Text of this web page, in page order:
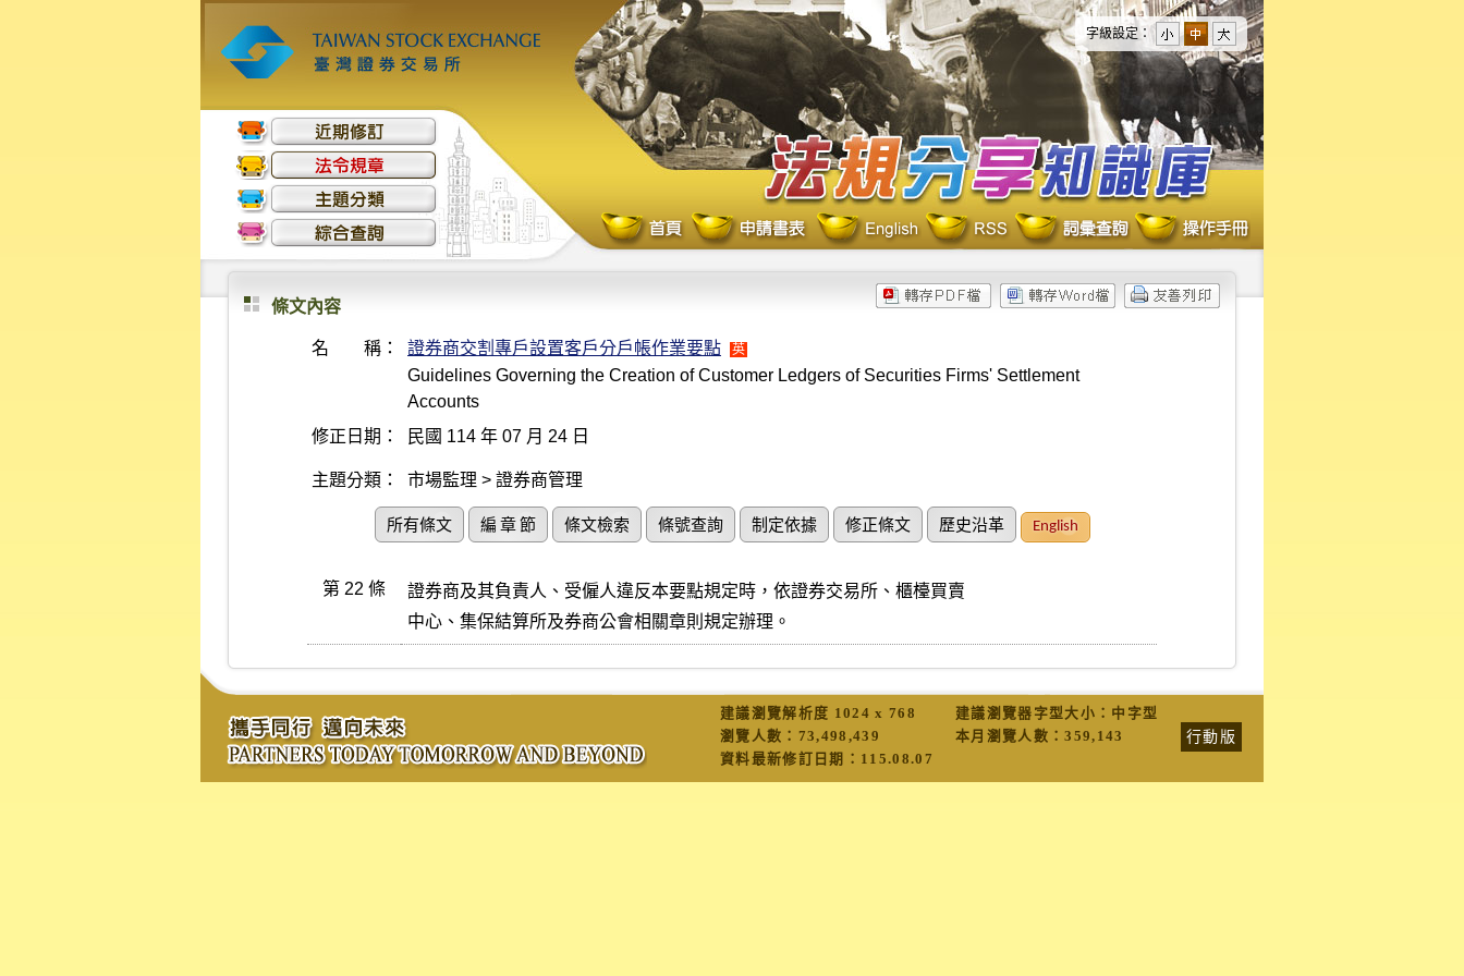
字級設定：
條文內容
名 稱： 證券商交割專戶設置客戶分戶帳作業要點 英
Guidelines Governing the Creation of Customer Ledgers of Securities Firms' Settlement
Accounts
修正日期：
民國 114 年 07 月 24 日
主題分類： 市場監理 > 證券商管理
所有條文 編 章 節 條文檢索 條號查詢 制定依據 修正條文 歷史沿革 English
第 22 條
證券商及其負責人、受僱人違反本要點規定時，依證券交易所、櫃檯買賣
中心、集保結算所及券商公會相關章則規定辦理。
建議瀏覽解析度 1024 x 768 建議瀏覽器字型大小：中字型
行動版
瀏覽人數： 73,498,439 本月瀏覽人數：359,143
資料最新修訂日期： 115.08.07